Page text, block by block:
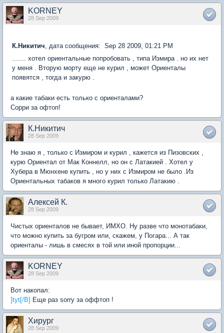
KORNEY
28 Sep 2009
К.Никитич, дата сообщения: Sep 28 2009, 01:21 PM
....... хотел ориентальные попробовать , типа Измира . но их нет
у меня . Вторую морту еще не курил , может Ориенталы
появятся , тогда и закурю .
а какие табаки есть только с ориенталами?
Сорри за офтоп!
К.Никитич
28 Sep 2009
Не знаю я , только с Измиром и курил , кажется из Пизовских ,
курю Ориентал от Мак Коннелл, но он с Латакией . Хотел у
Хубера в Мюнхене купить , но у них с Измиром не было .Из
Ориентальных табаков я много курил только Латакию .
Алексей К.
28 Sep 2009
Чистых ориенталов не бывает, ИМХО. Ну разве что монотабаки,
что можно купить за бугром или, скажем, у Погара... А так
ориенталы - лишь в смесях в той или иной пропорции...
KORNEY
28 Sep 2009
Вот накопал:
]tyt[/B] Еще раз sorry за оффтоп !
Хирург
28 Sep 2009